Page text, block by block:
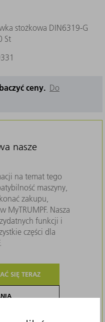
stożkowa DIN6319-G
St
ceny. Do
nasze
na temat tego
maszyny,
zakupu,
MyTRUMPF. Nasza
funkcji i
części dla
SIĘ TERAZ